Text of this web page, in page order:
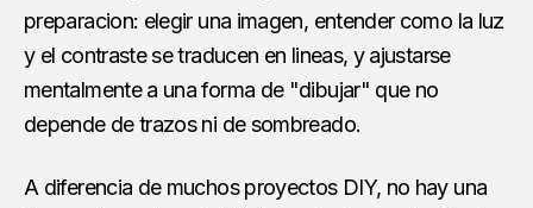
preparacion: elegir una imagen, entender como la luz
y el contraste se traducen en lineas, y ajustarse
mentalmente a una forma de "dibujar" que no
depende de trazos ni de sombreado.
A diferencia de muchos proyectos DIY, no hay una